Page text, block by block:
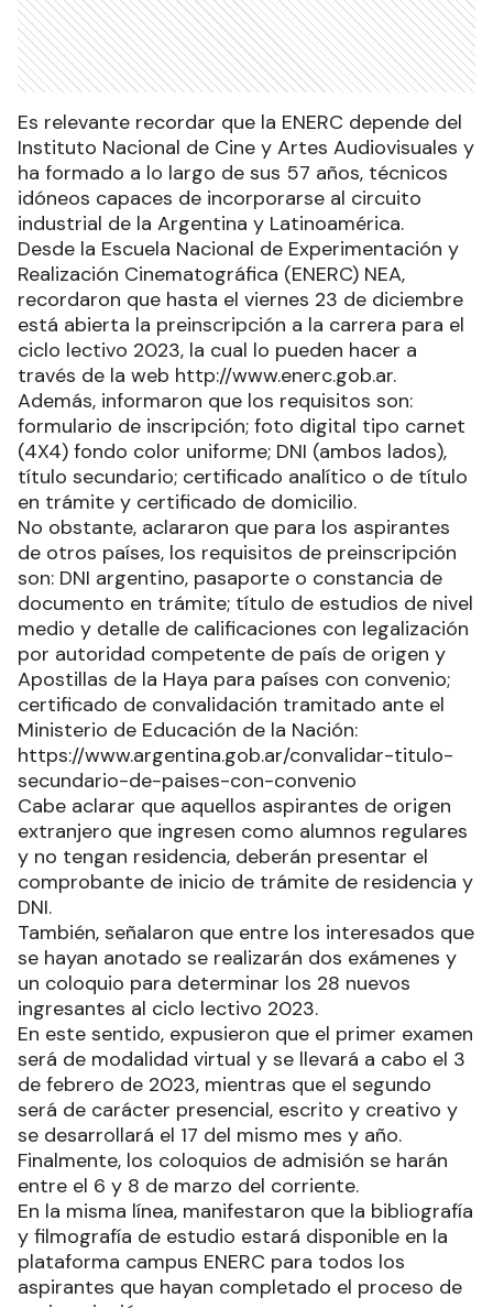
Es relevante recordar que la ENERC depende del
Instituto Nacional de Cine y Artes Audiovisuales y
ha formado a lo largo de sus 57 años, técnicos
idóneos capaces de incorporarse al circuito
industrial de la Argentina y Latinoamérica.
Desde la Escuela Nacional de Experimentación y
Realización Cinematográfica (ENERC) NEA,
recordaron que hasta el viernes 23 de diciembre
está abierta la preinscripción a la carrera para el
ciclo lectivo 2023, la cual lo pueden hacer a
través de la web http://www.enerc.gob.ar.
Además, informaron que los requisitos son:
formulario de inscripción; foto digital tipo carnet
(4X4) fondo color uniforme; DNI (ambos lados),
título secundario; certificado analítico o de título
en trámite y certificado de domicilio.
No obstante, aclararon que para los aspirantes
de otros países, los requisitos de preinscripción
son: DNI argentino, pasaporte o constancia de
documento en trámite; título de estudios de nivel
medio y detalle de calificaciones con legalización
por autoridad competente de país de origen y
Apostillas de la Haya para países con convenio;
certificado de convalidación tramitado ante el
Ministerio de Educación de la Nación:
https://www.argentina.gob.ar/convalidar-titulo-
secundario-de-paises-con-convenio
Cabe aclarar que aquellos aspirantes de origen
extranjero que ingresen como alumnos regulares
y no tengan residencia, deberán presentar el
comprobante de inicio de trámite de residencia y
DNI.
También, señalaron que entre los interesados que
se hayan anotado se realizarán dos exámenes y
un coloquio para determinar los 28 nuevos
ingresantes al ciclo lectivo 2023.
En este sentido, expusieron que el primer examen
será de modalidad virtual y se llevará a cabo el 3
de febrero de 2023, mientras que el segundo
será de carácter presencial, escrito y creativo y
se desarrollará el 17 del mismo mes y año.
Finalmente, los coloquios de admisión se harán
entre el 6 y 8 de marzo del corriente.
En la misma línea, manifestaron que la bibliografía
y filmografía de estudio estará disponible en la
plataforma campus ENERC para todos los
aspirantes que hayan completado el proceso de